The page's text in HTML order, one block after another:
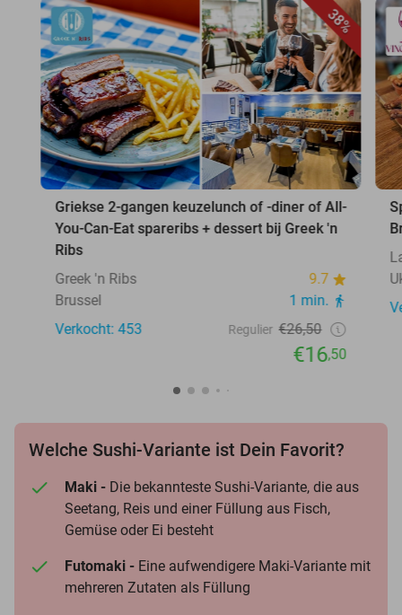
38%
Griekse 2-gangen keuzelunch of -diner of All-
You-Can-Eat spareribs + dessert bij Greek 'n
Ribs
Greek 'n Ribs
9.7
Brussel
1 min.
Verkocht: 453
Regulier €26,50
€16,50
Welche Sushi-Variante ist Dein Favorit?
Maki - Die bekannteste Sushi-Variante, die aus
Seetang, Reis und einer Füllung aus Fisch,
Gemüse oder Ei besteht
Futomaki - Eine aufwendigere Maki-Variante mit
mehreren Zutaten als Füllung